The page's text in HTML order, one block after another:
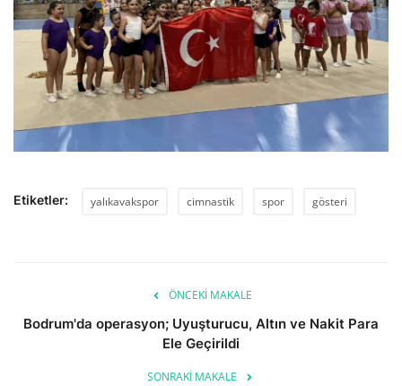
Etiketler: yalıkavakspor cimnastik spor gösteri
ÖNCEKI MAKALE
Bodrum'da operasyon; Uyuşturucu, Altın ve Nakit Para
Ele Geçirildi
SONRAKI MAKALE